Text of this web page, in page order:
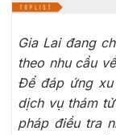
Gia Lai đang
theo nhu cầu
Để đáp ứng
dịch vụ thám
pháp điều tra